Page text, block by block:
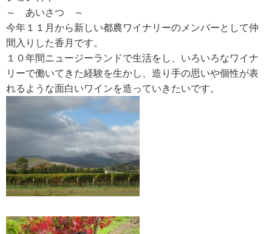
～ あいさつ ～
今年１１月から新しい都農ワイナリーのメンバーとして仲
間入りした香月です。
１０年間ニュージーランドで生活をし、いろいろなワイナ
リーで働いてきた経験を生かし、造り手の思いや個性が表
れるような面白いワインを造っていきたいです。